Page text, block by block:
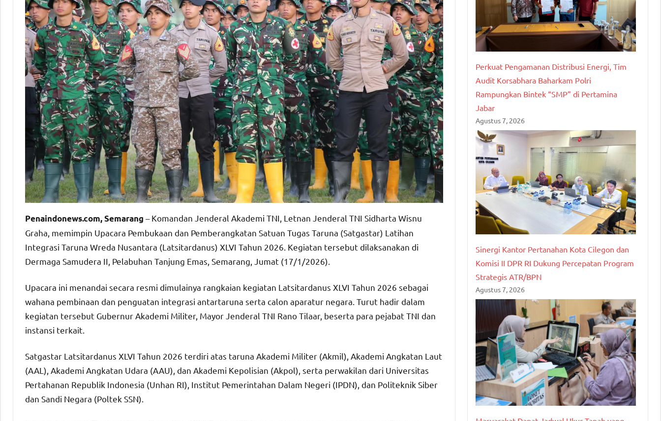
Penaindonews.com, Semarang – Komandan Jenderal Akademi TNI, Letnan Jenderal TNI Sidharta Wisnu
Graha, memimpin Upacara Pembukaan dan Pemberangkatan Satuan Tugas Taruna (Satgastar) Latihan
Integrasi Taruna Wreda Nusantara (Latsitardanus) XLVI Tahun 2026. Kegiatan tersebut dilaksanakan di
Dermaga Samudera II, Pelabuhan Tanjung Emas, Semarang, Jumat (17/1/2026).
Upacara ini menandai secara resmi dimulainya rangkaian kegiatan Latsitardanus XLVI Tahun 2026 sebagai
wahana pembinaan dan penguatan integrasi antartaruna serta calon aparatur negara. Turut hadir dalam
kegiatan tersebut Gubernur Akademi Militer, Mayor Jenderal TNI Rano Tilaar, beserta para pejabat TNI dan
instansi terkait.
Satgastar Latsitardanus XLVI Tahun 2026 terdiri atas taruna Akademi Militer (Akmil), Akademi Angkatan Laut
(AAL), Akademi Angkatan Udara (AAU), dan Akademi Kepolisian (Akpol), serta perwakilan dari Universitas
Pertahanan Republik Indonesia (Unhan RI), Institut Pemerintahan Dalam Negeri (IPDN), dan Politeknik Siber
dan Sandi Negara (Poltek SSN).
Perkuat Pengamanan Distribusi Energi, Tim
Audit Korsabhara Baharkam Polri
Rampungkan Bintek “SMP” di Pertamina
Jabar
Agustus 7, 2026
Sinergi Kantor Pertanahan Kota Cilegon dan
Komisi II DPR RI Dukung Percepatan Program
Strategis ATR/BPN
Agustus 7, 2026